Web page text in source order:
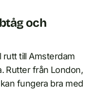
och
rutt till Amsterdam
Rutter från London,
fungera bra med